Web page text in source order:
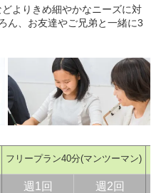
どよりきめ細やかなニーズに対
ん、お友達やご兄弟と一緒に3
フリープラン40分(マンツーマン)
週1回 週2回